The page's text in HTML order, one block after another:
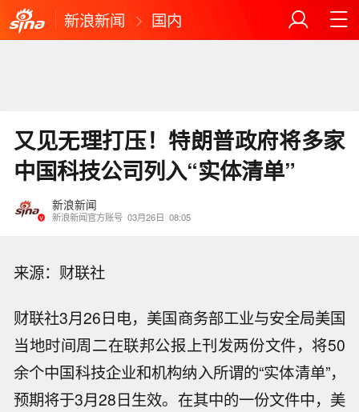
新浪新闻 国内
又见无理打压！特朗普政府将多家
中国科技公司列入“实体清单”
新浪新闻
新浪新闻官方账号 03月26日 08:05
来源：财联社
财联社3月26日电，美国商务部工业与安全局美国
当地时间周二在联邦公报上刊发两份文件，将50
余个中国科技企业和机构纳入所谓的“实体清单”，
预期将于3月28日生效。在其中的一份文件中，美